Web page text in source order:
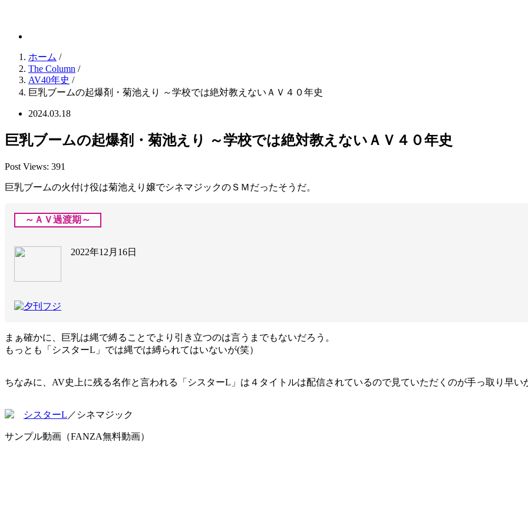
ホーム /
The Column /
AV40年史 /
巨乳ブームの起爆剤・菊池えり ～学校では絶対教えないＡＶ４０年史
2024.03.18
巨乳ブームの起爆剤・菊池えり ～学校では絶対教えないＡＶ４０年史
Post Views: 391
巨乳ブームの火付け役は菊池えり嬢でシネマジックのＳＭだったそうだ。
～ＡＶ過渡期～
2022年12月16日
まぁ確かに、巨乳は縄で縛ることでより引き立つのは言うまでもないだろう。
もっとも「シスターL」では縄では縛られてはいないが(笑）
ちなみに、AV史上に残る名作と言われる「シスターL」は４タイトルは配信されているので見ていただくのが手っ取り早い
シスターL ／シネマジック
サンプル動画（FANZA無料動画）